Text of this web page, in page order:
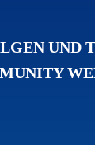
UND